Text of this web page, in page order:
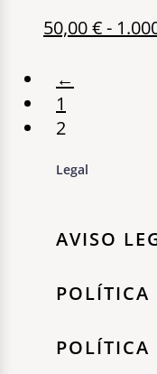
50,00€-
←
1
2
Legal
AVISO
POLÍTICA
POLÍTICA